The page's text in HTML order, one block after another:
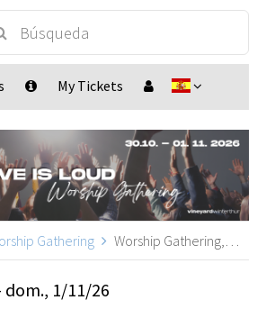
My Tickets
Gathering Worship Gathering, Winterthur
dom., 1/11/26